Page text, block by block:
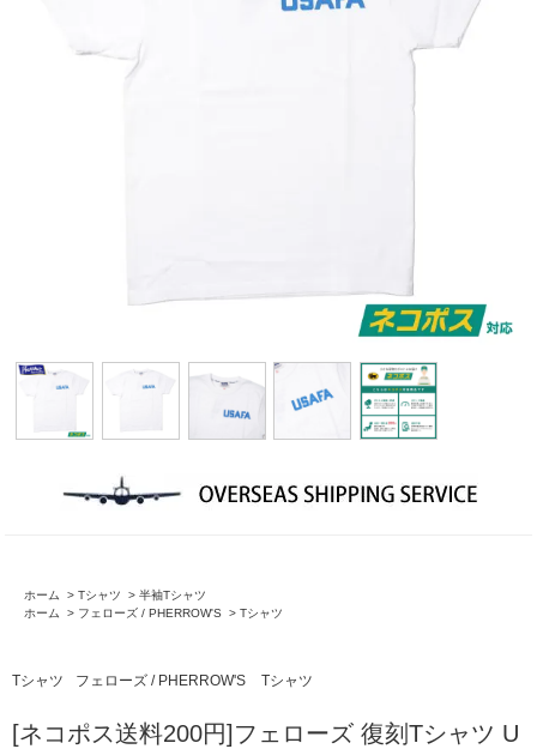
ホーム > Tシャツ > 半袖Tシャツ
ホーム
> フェローズ / PHERROW'S > Tシャツ
Tシャツ フェローズ / PHERROW'S Tシャツ
[ネコポス送料200円]フェローズ 復刻Tシャツ U